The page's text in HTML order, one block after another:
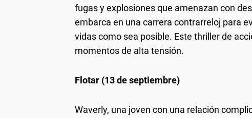
fugas y explosiones que amenazan con
embarca en una carrera contrarreloj para
vidas como sea posible. Este thriller de
momentos de alta tensión.
Flotar (13 de septiembre)
Waverly, una joven con una relación